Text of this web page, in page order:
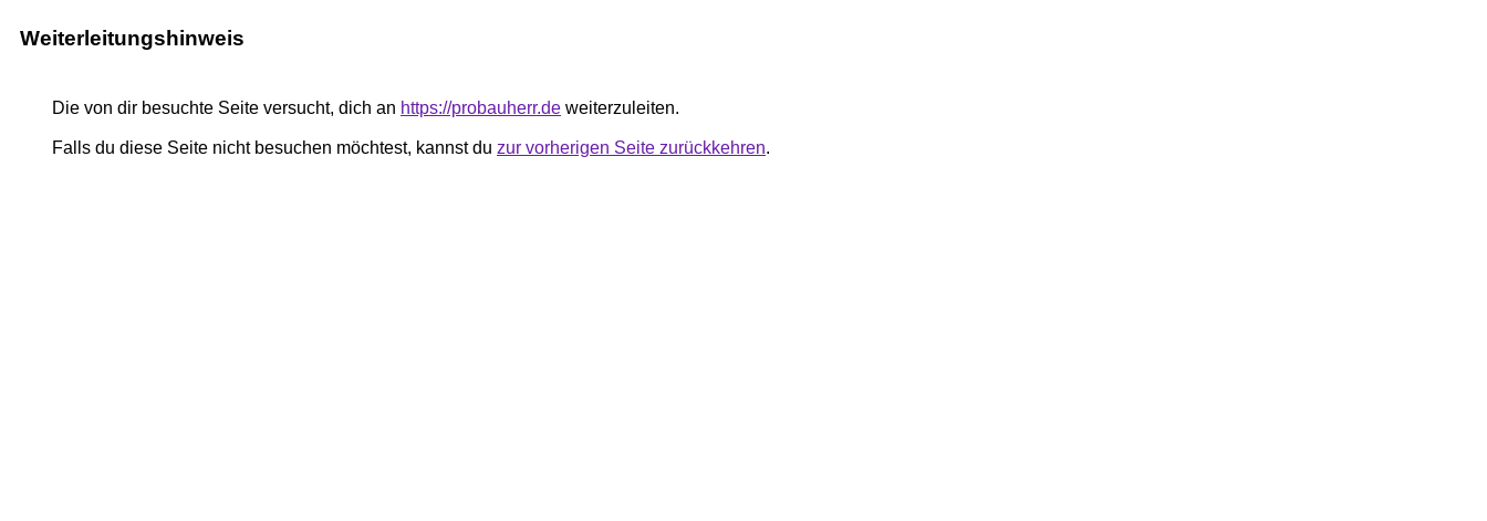
Weiterleitungshinweis
Die von dir besuchte Seite versucht, dich an https://probauherr.de weiterzuleiten.
Falls du diese Seite nicht besuchen möchtest, kannst du zur vorherigen Seite zurückkehren.